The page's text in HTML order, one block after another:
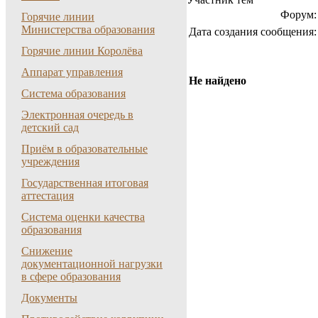
Горячие линии
Министерства образования
Горячие линии Королёва
Аппарат управления
Система образования
Электронная очередь в
детский сад
Приём в образовательные
учреждения
Государственная итоговая
аттестация
Система оценки качества
образования
Снижение
документационной нагрузки
в сфере образования
Документы
Форум:
Дата создания cooбщения:
Не найдено